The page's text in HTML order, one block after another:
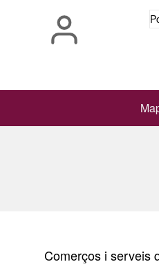
Comerços i serveis